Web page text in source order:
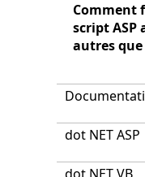
Comment
script ASP
autres que
dot NET ASP